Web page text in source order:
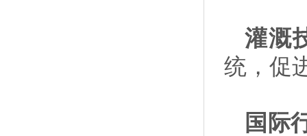
灌溉
统，促
国际